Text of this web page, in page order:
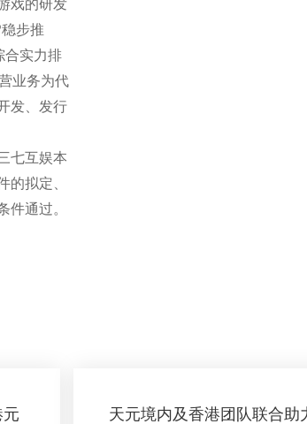
戏的研发
步推
合实力排
业务为代
发、发行
七互娱本
的拟定、
件通过。
天元境内及香港团队联合助